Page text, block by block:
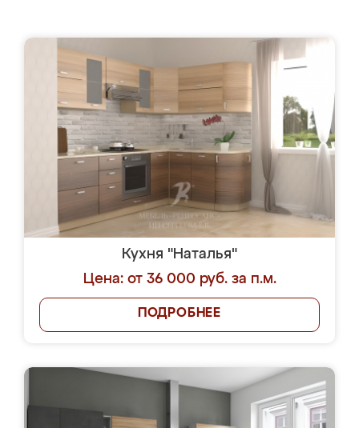
Кухня "Наталья"
Цена: от 36 000 руб. за п.м.
ПОДРОБНЕЕ